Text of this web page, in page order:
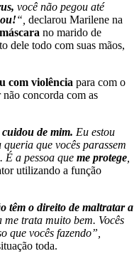
você não pegou até
“, declarou Marilene na
no marido de
dele todo com suas mãos,
com violência para com o
concorda com as
de mim. Eu estou
que vocês parassem
É a pessoa que me protege
utilizando a função
têm o direito de maltratar a
trata muito bem. Vocês
que vocês fazendo”,
toda.